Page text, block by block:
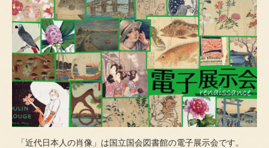
「近代日本人の肖像」は国立国会図書館の電子展示会です。